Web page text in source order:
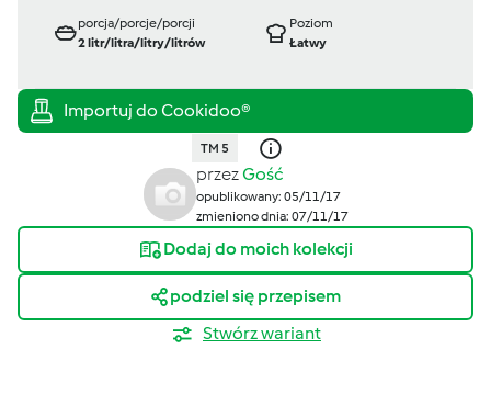
porcja/porcje/porcji
2litr/litra/litry/litrów
Poziom
Łatwy
TM 5
przezGość
opublikowany: 05/11/17
zmieniono dnia: 07/11/17
Dodaj do moich kolekcji
podziel się przepisem
Stwórz wariant